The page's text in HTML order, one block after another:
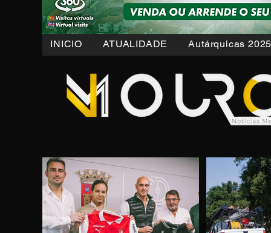
INICIO ATUALIDADE Autárquicas 2025